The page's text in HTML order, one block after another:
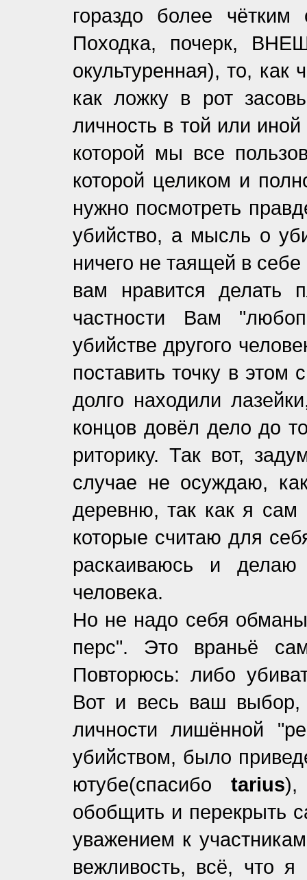
гораздо более
Походка, почерк,
окультуренная), то, как
как ложку в рот
личность в той или
которой мы все
которой целиком и
нужно посмотреть
убийство, а мысль о
ничего не таящей в
вам нравится
частности Вам
убийстве другого
поставить точку в этом
долго находили
концов довёл дело до
риторику. Так вот,
случае не осуждаю,
деревню, так как я
которые считаю для
раскаиваюсь и
человека.
Но не надо себя
перс". Это враньё
Повторюсь: либо
Вот и весь ваш выбор,
личности лишённой
убийством, было
ютубе(спасибо tarius),
обобщить и перекрыть
уважением к
вежливость, всё, что я